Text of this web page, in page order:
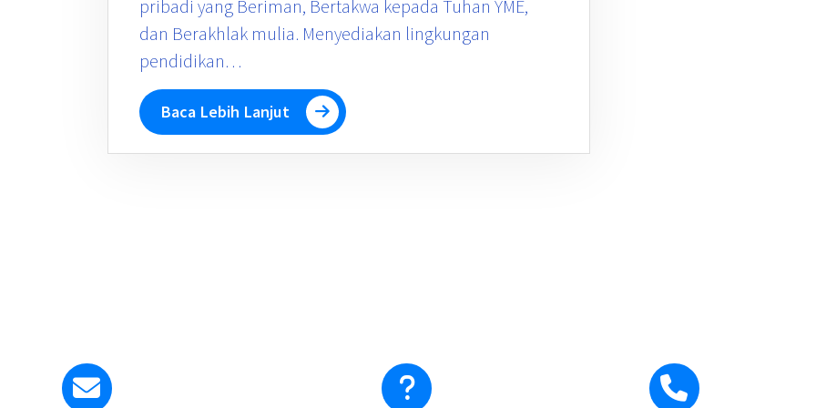
pribadi yang Beriman, Bertakwa kepada Tuhan YME,
dan Berakhlak mulia. Menyediakan lingkungan
pendidikan…
Baca Lebih Lanjut
smapangudiluhurstyosef@gmail.com